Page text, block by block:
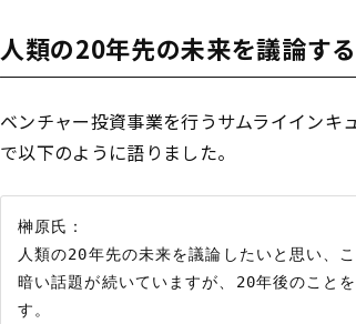
人類の20年先の未来を議論す
ベンチャー投資事業を行うサムライインキ
で以下のように語りました。
榊原氏：
人類の20年先の未来を議論したいと思い、
暗い話題が続いていますが、20年後のこと
す。